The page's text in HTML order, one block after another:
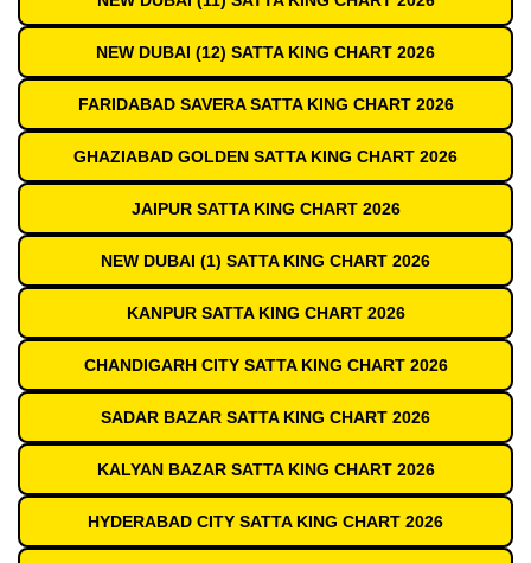
NEW DUBAI (12) SATTA KING CHART 2026
FARIDABAD SAVERA SATTA KING CHART 2026
GHAZIABAD GOLDEN SATTA KING CHART 2026
JAIPUR SATTA KING CHART 2026
NEW DUBAI (1) SATTA KING CHART 2026
KANPUR SATTA KING CHART 2026
CHANDIGARH CITY SATTA KING CHART 2026
SADAR BAZAR SATTA KING CHART 2026
KALYAN BAZAR SATTA KING CHART 2026
HYDERABAD CITY SATTA KING CHART 2026